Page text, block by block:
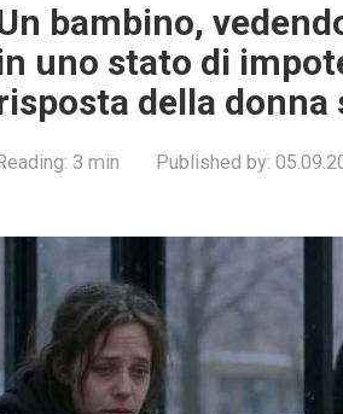
bambino,
uno stato di
della
3 min Published by: